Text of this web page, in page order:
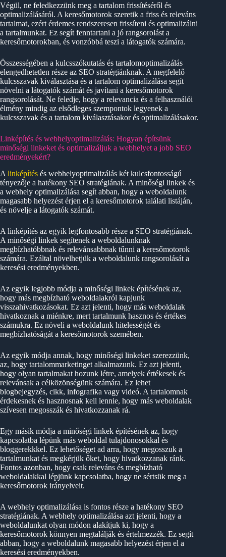
Végül, ne feledkezzünk meg a tartalom frissítéséről és
optimalizálásáról. A keresőmotorok szeretik a friss és releváns
tartalmat, ezért érdemes rendszeresen frissíteni és optimalizálni
a tartalmunkat. Ez segít fenntartani a jó rangsorolást a
keresőmotorokban, és vonzóbbá teszi a látogatók számára.
Összességében a kulcsszókutatás és tartalomoptimalizálás
elengedhetetlen része az SEO stratégiánknak. A megfelelő
kulcsszavak kiválasztása és a tartalom optimalizálása segít
növelni a látogatók számát és javítani a keresőmotorok
rangsorolását. Ne feledje, hogy a relevancia és a felhasználói
élmény mindig az elsődleges szempontok legyenek a
kulcsszavak és a tartalom kiválasztásakor és optimalizálásakor.
Linképítés és webhelyoptimalizálás: Hogyan építsünk
minőségi linkeket és optimalizáljuk a webhelyet a jobb SEO
eredményekért?
A linképítés és webhelyoptimalizálás két kulcsfontosságú
tényezője a hatékony SEO stratégiának. A minőségi linkek és
a webhely optimalizálása segít abban, hogy a weboldalunk
magasabb helyezést érjen el a keresőmotorok találati listáján,
és növelje a látogatók számát.
A linképítés az egyik legfontosabb része a SEO stratégiának.
A minőségi linkek segítenek a weboldalunknak
megbízhatóbbnak és relevánsabbnak tűnni a keresőmotorok
számára. Ezáltal növelhetjük a weboldalunk rangsorolását a
keresési eredményekben.
Az egyik legjobb módja a minőségi linkek építésének az,
hogy más megbízható weboldalakról kapjunk
visszahivatkozásokat. Ez azt jelenti, hogy más weboldalak
hivatkoznak a miénkre, mert tartalmunk hasznos és értékes
számukra. Ez növeli a weboldalunk hitelességét és
megbízhatóságát a keresőmotorok szemében.
Az egyik módja annak, hogy minőségi linkeket szerezzünk,
az, hogy tartalommarketinget alkalmazunk. Ez azt jelenti,
hogy olyan tartalmakat hozunk létre, amelyek értékesek és
relevánsak a célközönségünk számára. Ez lehet
blogbejegyzés, cikk, infografika vagy videó. A tartalomnak
érdekesnek és hasznosnak kell lennie, hogy más weboldalak
szívesen megosszák és hivatkozzanak rá.
Egy másik módja a minőségi linkek építésének az, hogy
kapcsolatba lépünk más weboldal tulajdonosokkal és
bloggerekkkel. Ez lehetőséget ad arra, hogy megosszuk a
tartalmunkat és megkérjük őket, hogy hivatkozzanak ránk.
Fontos azonban, hogy csak releváns és megbízható
weboldalakkal lépjünk kapcsolatba, hogy ne sértsük meg a
keresőmotorok irányelveit.
A webhely optimalizálása is fontos része a hatékony SEO
stratégiának. A webhely optimalizálása azt jelenti, hogy a
weboldalunkat olyan módon alakítjuk ki, hogy a
keresőmotorok könnyen megtalálják és értelmezzék. Ez segít
abban, hogy a weboldalunk magasabb helyezést érjen el a
keresési eredményekben.